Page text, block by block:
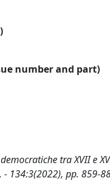
number and part)
tra XVII e
- 134:3(2022), pp. 859-